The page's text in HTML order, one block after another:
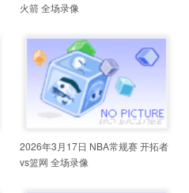
火箭 全场录像
2026年3月17日 NBA常规赛 开拓者
vs篮网 全场录像